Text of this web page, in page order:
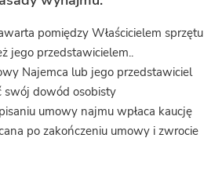
pomiędzy Właścicielem sprzętu
jego przedstawicielem..
Najemca lub jego przedstawiciel
swój dowód osobisty
umowy najmu wpłaca kaucję
po zakończeniu umowy i zwrocie